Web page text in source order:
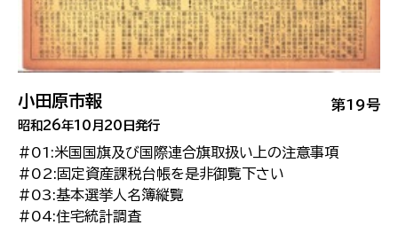
第19号
小田原市報
昭和26年10月20日発行
#01:米国国旗及び国際連合旗取扱い上の注意事項
#02:固定資産課税台帳を是非御覧下さい
#03:基本選挙人名簿縦覧
#04:住宅統計調査